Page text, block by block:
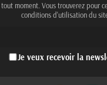
moment. Vous trouverez pour
conditions d'utilisation du
Je veux recevoir la